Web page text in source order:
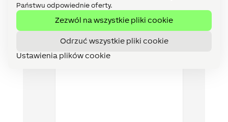
Państwu odpowiednie oferty.
Zezwól na wszystkie pliki cookie
Odrzuć wszystkie pliki cookie
Ustawienia plików cookie
Opis projektu